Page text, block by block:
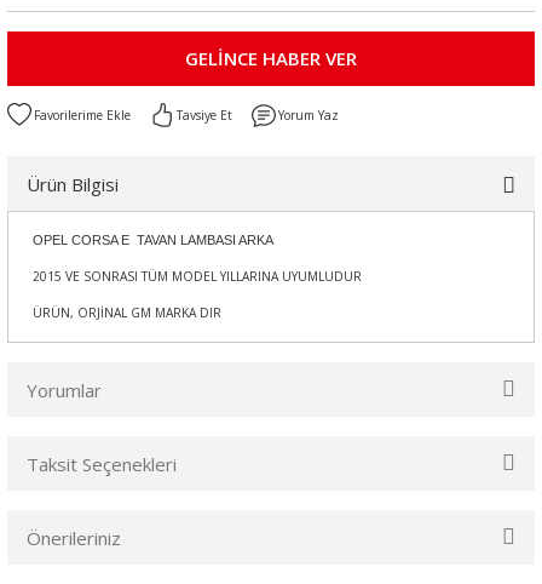
GELİNCE HABER VER
Tavsiye Et Yorum Yaz
Ürün Bilgisi
OPEL CORSA E TAVAN LAMBASI ARKA
2015 VE SONRASI TÜM MODEL YILLARINA UYUMLUDUR
ÜRÜN, ORJİNAL GM MARKA DIR
Yorumlar
Taksit Seçenekleri
Önerileriniz